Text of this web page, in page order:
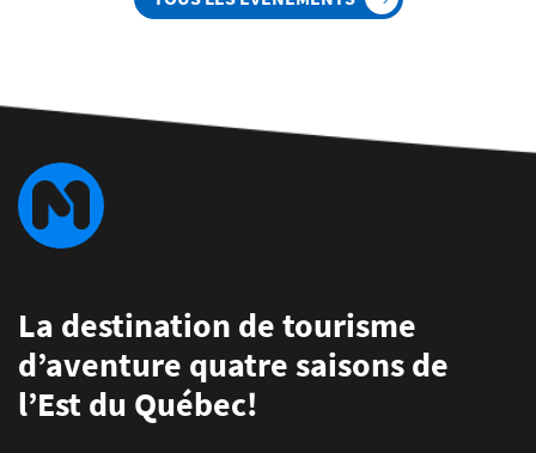
La destination de tourisme
d’aventure quatre saisons de
l’Est du Québec!